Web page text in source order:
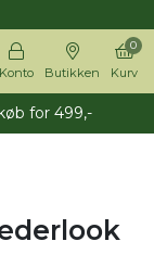
Konto Butikken Kurv
0
for 499,-